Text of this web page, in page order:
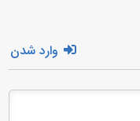
وارد شدن